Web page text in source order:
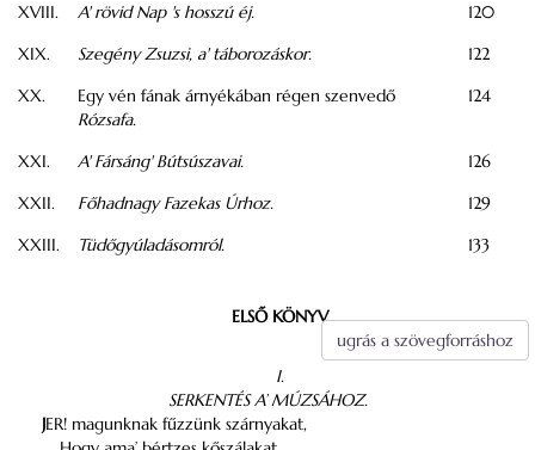
XVIII.
A' rövid Nap 's hosszú éj.
120
XIX.
Szegény Zsuzsi, a' táborozáskor.
122
XX.
Egy vén fának árnyékában régen szenvedő
Rózsafa.
124
XXI. A' Fársáng' Bútsúszavai.
126
XXII.
Főhadnagy Fazekas Úrhoz.
129
XXIII.
Tüdőgyúladásomról. 133
ELSŐ KÖNYV
ugrás a szövegforráshoz
I.
SERKENTÉS A’ MÚZSÁHOZ.
JER! magunknak fűzzünk szárnyakat,